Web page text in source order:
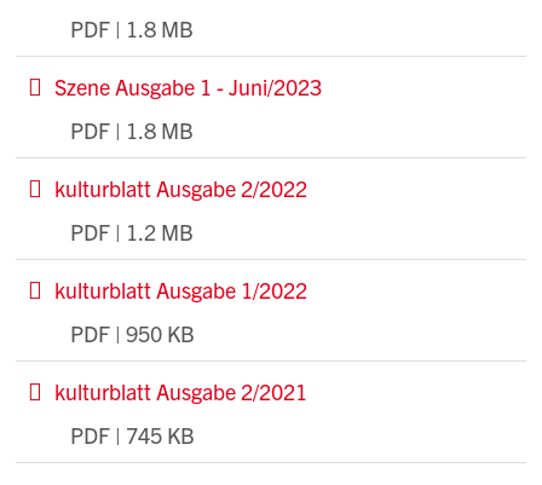
PDF | 1.8 MB
Szene Ausgabe 1 - Juni/2023
PDF | 1.8 MB
kulturblatt Ausgabe 2/2022
PDF | 1.2 MB
kulturblatt Ausgabe 1/2022
PDF | 950 KB
kulturblatt Ausgabe 2/2021
PDF | 745 KB